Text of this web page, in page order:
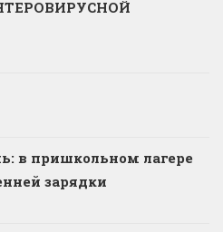
в пришкольном лагере
зарядки